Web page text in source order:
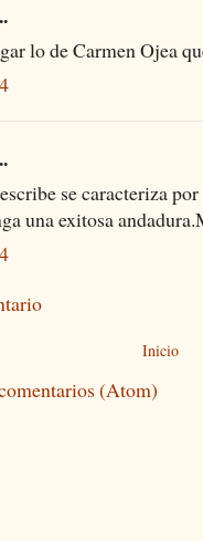
lo de Carmen Ojea
se caracteriza
una exitosa
Inicio
(Atom)